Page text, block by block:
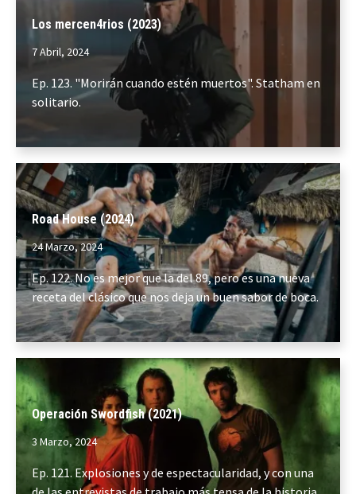
Los mercen4rios (2023)
7 Abril, 2024
Ep. 123. "Morirán cuando estén muertos". Statham en
solitario.
Road House (2024)
24 Marzo, 2024
Ep. 122. No es mejor que la del 89, pero es una nueva
receta del clásico que nos deja un buen sabor de boca.
Operación Swordfish (2021)
3 Marzo, 2024
Ep. 121. Explosiones y de espectacularidad, y con una